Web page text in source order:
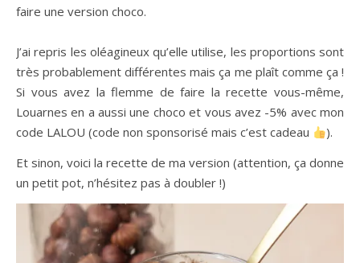
faire une version choco.
J’ai repris les oléagineux qu’elle utilise, les proportions sont
très probablement différentes mais ça me plaît comme ça !
Si vous avez la flemme de faire la recette vous-même,
Louarnes en a aussi une choco et vous avez -5% avec mon
code LALOU (code non sponsorisé mais c’est cadeau
). ⁠
Et sinon, voici la recette de ma version (attention, ça donne
un petit pot, n’hésitez pas à doubler !)